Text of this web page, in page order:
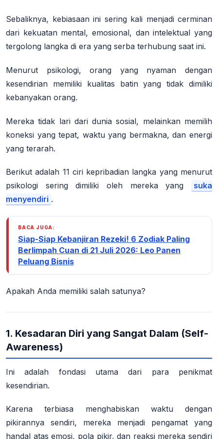
Sebaliknya, kebiasaan ini sering kali menjadi cerminan
dari kekuatan mental, emosional, dan intelektual yang
tergolong langka di era yang serba terhubung saat ini.
Menurut psikologi, orang yang nyaman dengan
kesendirian memiliki kualitas batin yang tidak dimiliki
kebanyakan orang.
Mereka tidak lari dari dunia sosial, melainkan memilih
koneksi yang tepat, waktu yang bermakna, dan energi
yang terarah.
Berikut adalah 11 ciri kepribadian langka yang menurut
psikologi sering dimiliki oleh mereka yang
suka
menyendiri .
BACA JUGA:
Siap-Siap Kebanjiran Rezeki! 6 Zodiak Paling
Berlimpah Cuan di 21 Juli 2026: Leo Panen
Peluang Bisnis
Apakah Anda memiliki salah satunya?
1. Kesadaran Diri yang Sangat Dalam (Self-
Awareness)
Ini adalah fondasi utama dari para penikmat
kesendirian.
Karena terbiasa menghabiskan waktu dengan
pikirannya sendiri, mereka menjadi pengamat yang
handal atas emosi, pola pikir, dan reaksi mereka sendiri